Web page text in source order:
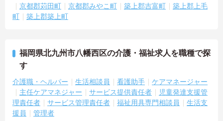
京都郡苅田町
京都郡みやこ町 築上郡吉富町
築上郡上毛
町
築上郡築上町
福岡県北九州市八幡西区の介護・福祉求人を職種で探
す
介護職・ヘルパー 生活相談員 看護助手
ケアマネージャー
主任ケアマネジャー
サービス提供責任者
児童発達支援管
理責任者
サービス管理責任者 福祉用具専門相談員
生活支
援員
管理者